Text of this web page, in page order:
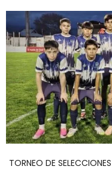
TORNEO DE SELECCIONES